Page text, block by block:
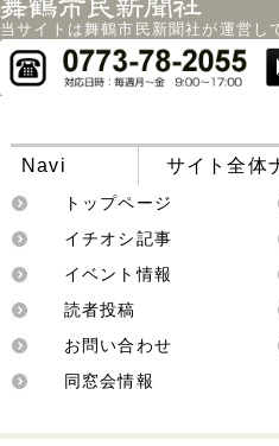
当サイトは舞鶴市民新聞社が運営し
Navi サイト全体
トップページ
イチオシ記事
イベント情報
読者投稿
お問い合わせ
同窓会情報